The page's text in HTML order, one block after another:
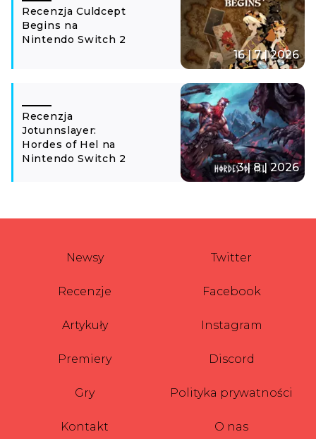
Recenzja Culdcept
Begins na
Nintendo Switch 2
16 | 7 | 2026
Recenzja
Jotunnslayer:
Hordes of Hel na
Nintendo Switch 2
3 | 8 | 2026
Newsy
Recenzje
Artykuły
Premiery
Gry
Kontakt
Twitter
Facebook
Instagram
Discord
Polityka prywatności
O nas